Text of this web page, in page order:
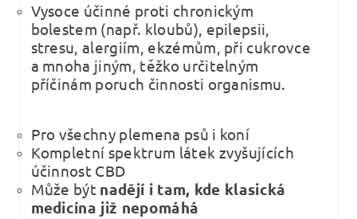
Vysoce účinné proti chronickým
bolestem (např. kloubů), epilepsii,
stresu, alergiím, ekzémům, při cukrovce
a mnoha jiným, těžko určitelným
příčinám poruch činnosti organismu.
Pro všechny plemena psů i koní
Kompletní spektrum látek zvyšujících
účinnost CBD
Může být nadějí i tam, kde klasická
medicína již nepomáhá